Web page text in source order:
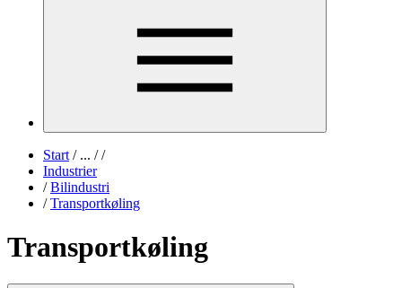
Start /... / /
Industrier
/ Bilindustri
/ Transportkøling
Transportkøling